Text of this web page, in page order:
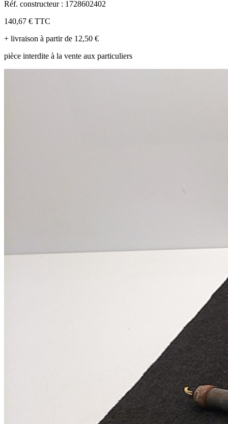
Réf. constructeur : 1728602402
140,67 € TTC
+ livraison à partir de 12,50 €
pièce interdite à la vente aux particuliers